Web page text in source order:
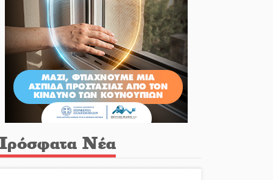
Νέα